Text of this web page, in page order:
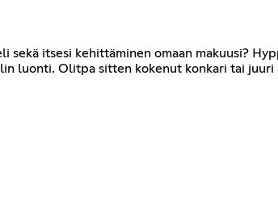
sekä itsesi kehittäminen omaan makuusi?
luonti. Olitpa sitten kokenut konkari tai